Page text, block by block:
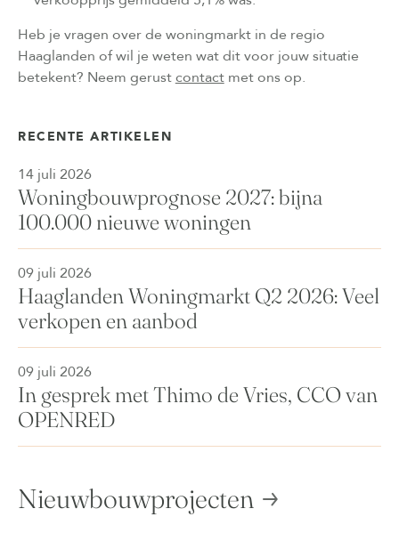
Heb je vragen over de woningmarkt in de regio
Haaglanden of wil je weten wat dit voor jouw situatie
betekent? Neem gerustcontactmet ons op.
RECENTE ARTIKELEN
14 juli 2026
Woningbouwprognose 2027: bijna
100.000 nieuwe woningen
09 juli 2026
Haaglanden Woningmarkt Q2 2026: Veel
verkopen en aanbod
09 juli 2026
In gesprek met Thimo de Vries, CCO van
OPENRED
Nieuwbouwprojecten